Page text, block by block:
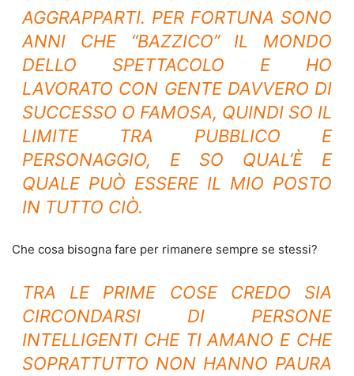
AGGRAPPARTI. PER FORTUNA SONO
ANNI CHE “BAZZICO” IL MONDO
DELLO SPETTACOLO E HO
LAVORATO CON GENTE DAVVERO DI
SUCCESSO O FAMOSA, QUINDI SO IL
LIMITE TRA PUBBLICO E
PERSONAGGIO, E SO QUAL’È E
QUALE PUÒ ESSERE IL MIO POSTO
IN TUTTO CIÒ.
Che cosa bisogna fare per rimanere sempre se stessi?
TRA LE PRIME COSE CREDO SIA
CIRCONDARSI DI PERSONE
INTELLIGENTI CHE TI AMANO E CHE
SOPRATTUTTO NON HANNO PAURA